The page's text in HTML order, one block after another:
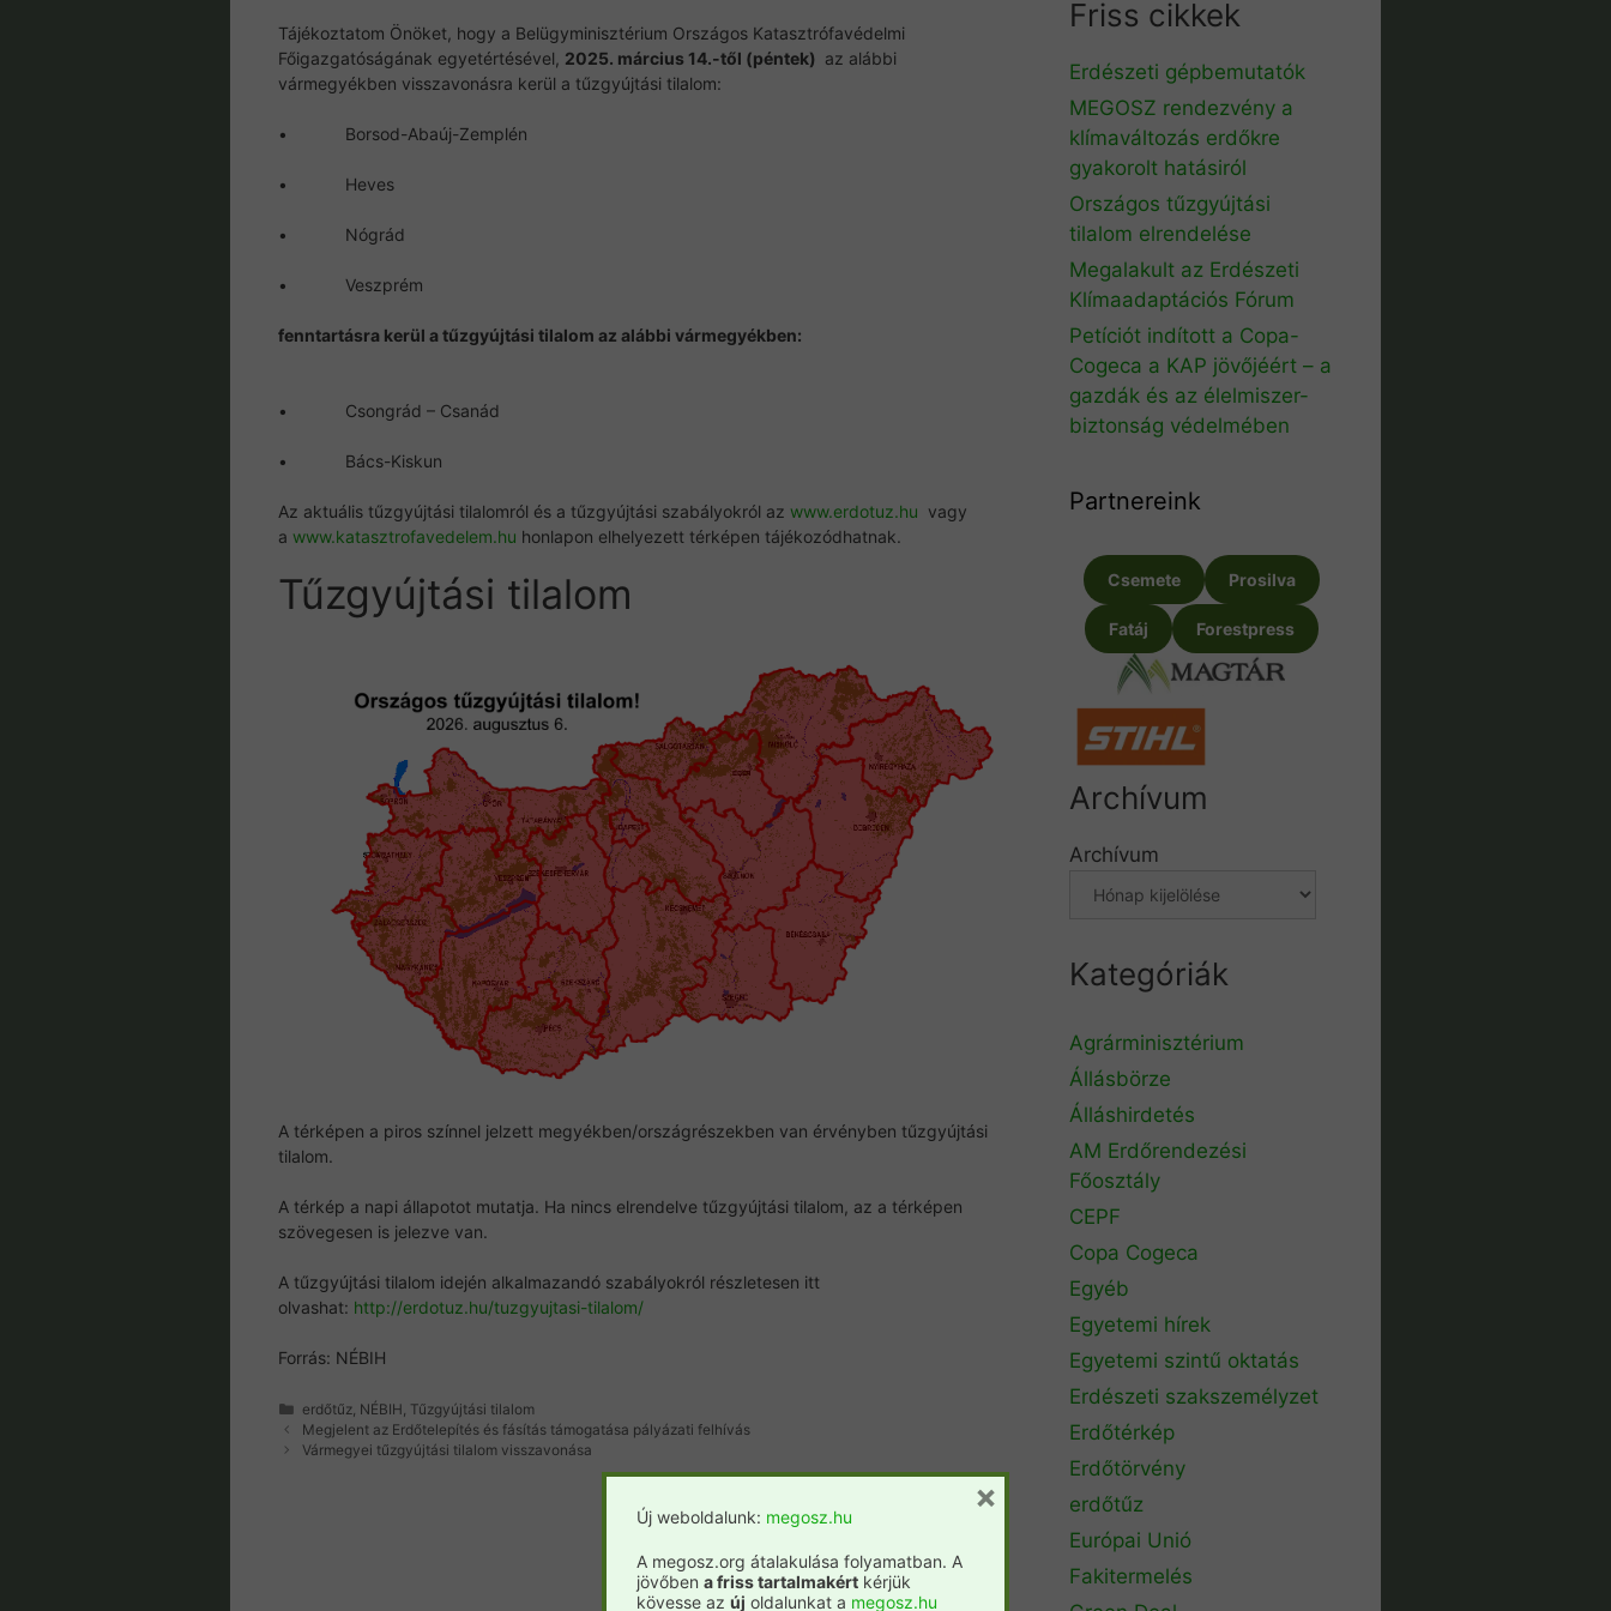
Tájékoztatom Önöket, hogy a Belügyminisztérium Országos Katasztrófavédelmi
Főigazgatóságának egyetértésével, 2025. március 14.-től (péntek) az alábbi
vármegyékben visszavonásra kerül a tűzgyújtási tilalom:
• Borsod-Abaúj-Zemplén
• Heves
• Nógrád
• Veszprém
fenntartásra kerül a tűzgyújtási tilalom az alábbi vármegyékben:
• Csongrád – Csanád
• Bács-Kiskun
Az aktuális tűzgyújtási tilalomról és a tűzgyújtási szabályokról az www.erdotuz.hu vagy
a www.katasztrofavedelem.hu honlapon elhelyezett térképen tájékozódhatnak.
Tűzgyújtási tilalom
A térképen a piros színnel jelzett megyékben/országrészekben van érvényben tűzgyújtási
tilalom.
A térkép a napi állapotot mutatja. Ha nincs elrendelve tűzgyújtási tilalom, az a térképen
szövegesen is jelezve van.
A tűzgyújtási tilalom idején alkalmazandó szabályokról részletesen itt
olvashat: http://erdotuz.hu/tuzgyujtasi-tilalom/
Forrás: NÉBIH
Kategória
erdőtűz NÉBIH Tűzgyújtási tilalom
Megjelent az Erdőtelepítés és fásítás támogatása pályázati felhívás
Vármegyei tűzgyújtási tilalom visszavonása
Friss cikkek
Erdészeti gépbemutatók
MEGOSZ rendezvény a
klímaváltozás erdőkre
gyakorolt hatásiról
Országos tűzgyújtási
tilalom elrendelése
Megalakult az Erdészeti
Klímaadaptációs Fórum
Petíciót indított a Copa-
Cogeca a KAP jövőjéért – a
gazdák és az élelmiszer-
biztonság védelmében
Partnereink
Csemete Prosilva
Fatáj Forestpress
Archívum
Archívum
Kategóriák
Agrárminisztérium
Állásbörze
Álláshirdetés
AM Erdőrendezési
Főosztály
CEPF
Copa Cogeca
Egyéb
Egyetemi hírek
Egyetemi szintű oktatás
Erdészeti szakszemélyzet
Erdőtérkép
Erdőtörvény
erdőtűz
Európai Unió
Fakitermelés
Új weboldalunk: megosz.hu
A megosz.org átalakulása folyamatban. A
jövőben a friss tartalmakért kérjük
kövesse az új oldalunkat a megosz.hu
×